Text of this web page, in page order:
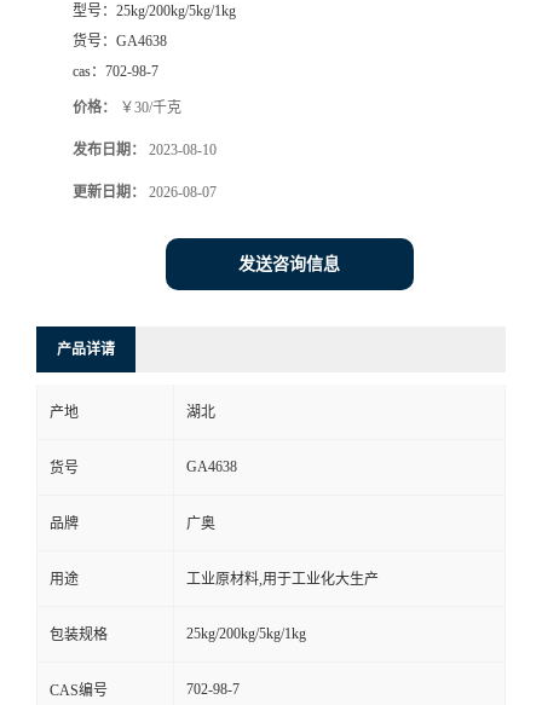
型号： 25kg/200kg/5kg/1kg
货号： GA4638
cas： 702-98-7
价格： ￥30/千克
发布日期： 2023-08-10
更新日期： 2026-08-07
发送咨询信息
产品详请
产地 湖北
货号 GA4638
品牌 广奥
用途 工业原材料,用于工业化大生产
包装规格 25kg/200kg/5kg/1kg
CAS编号 702-98-7